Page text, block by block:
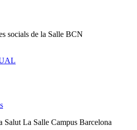
socials de la Salle BCN